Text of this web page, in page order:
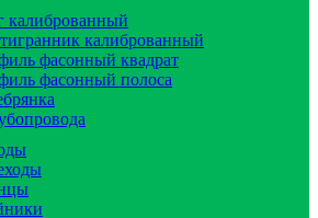
калиброванный
калиброванный
фасонный квадрат
фасонный полоса